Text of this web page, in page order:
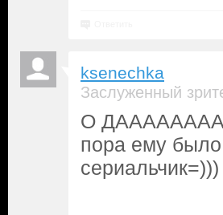
ksenechka
Заслуженный
О
пора ему было
сериальчик=)))